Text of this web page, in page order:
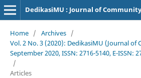
DedikasiMU : Journal of
Home / Archives /
Vol. 2 No. 3 (2020): DedikasiMU (Journal of
September 2020, ISSN: 2716-5140, E-ISSN:
/
Articles